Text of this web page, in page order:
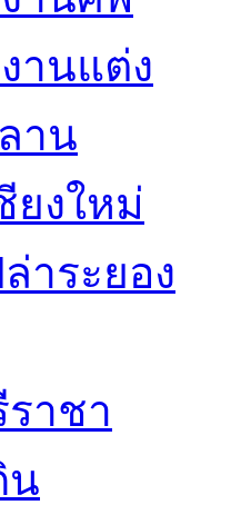
านแต่ง
าน
ยงใหม่
าระยอง
าชา
น